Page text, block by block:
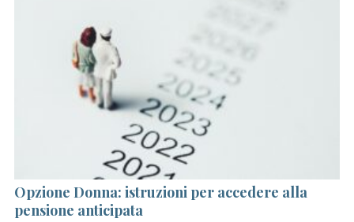
Opzione Donna: istruzioni per accedere alla
pensione anticipata